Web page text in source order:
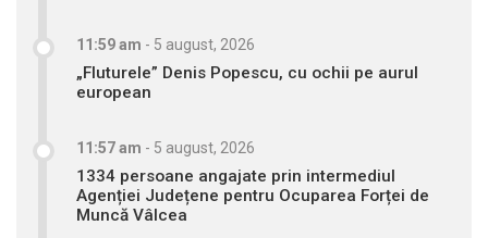
11:59 am - 5 august, 2026
„Fluturele” Denis Popescu, cu ochii pe aurul
european
11:57 am - 5 august, 2026
1334 persoane angajate prin intermediul
Agenției Județene pentru Ocuparea Forței de
Muncă Vâlcea